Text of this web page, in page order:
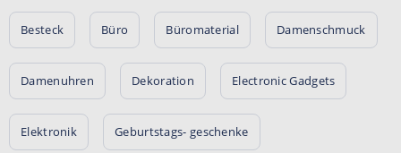
Besteck Büro Büromaterial Damenschmuck
Damenuhren Dekoration Electronic Gadgets
Elektronik Geburtstags- geschenke